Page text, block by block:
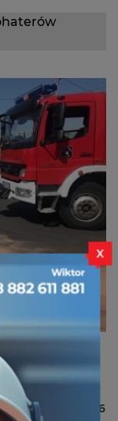
zaalarmowani
Bohaterów
GBA 2,4/16
X